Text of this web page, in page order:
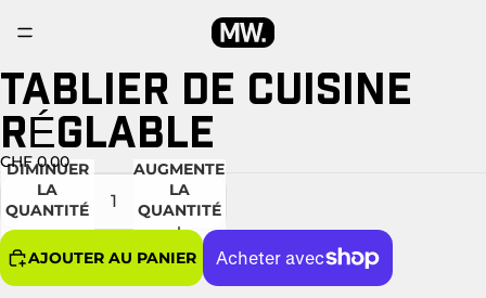
OUVRIR
L’IMAGE
EN
PLEIN
ÉCRAN
OUVRIR
L’IMAGE
EN
PLEIN
ÉCRAN
OUVRIR
L’IMAGE
EN
PLEIN
ÉCRAN
TABLIER DE CUISINE
RÉGLABLE
CHF 0.00
DIMINUER
LA
QUANTITÉ
AUGMENTER
LA
QUANTITÉ
AJOUTER AU PANIER